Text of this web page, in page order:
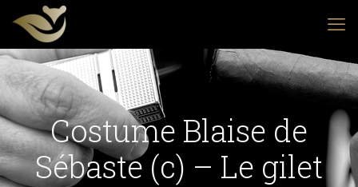
Costume Blaise de
Sébaste (c) – Le gilet